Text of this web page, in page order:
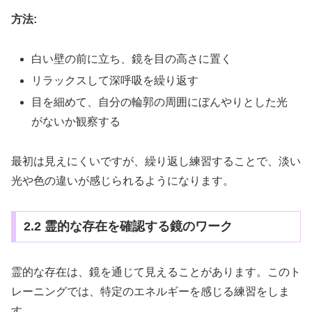
方法:
白い壁の前に立ち、鏡を目の高さに置く
リラックスして深呼吸を繰り返す
目を細めて、自分の輪郭の周囲にぼんやりとした光
がないか観察する
最初は見えにくいですが、繰り返し練習することで、淡い
光や色の違いが感じられるようになります。
2.2 霊的な存在を確認する鏡のワーク
霊的な存在は、鏡を通じて見えることがあります。このト
レーニングでは、特定のエネルギーを感じる練習をしま